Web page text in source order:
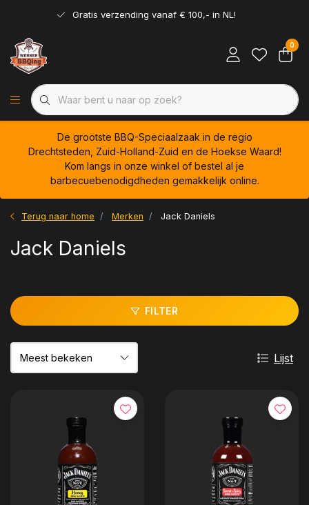
Gratis verzending vanaf € 100,- in NL!
0
De grootste BBQ-Speciaalzaak in de regio
Drechtsteden, Zuid-Holland-Zuid en de Hoekse Waard!
Kom langs in onze winkel of bestel al je
barbecuebenodigdheden gemakkelijk online.
Terug naar home Merken Jack Daniels
Jack Daniels
FILTER
Lijst